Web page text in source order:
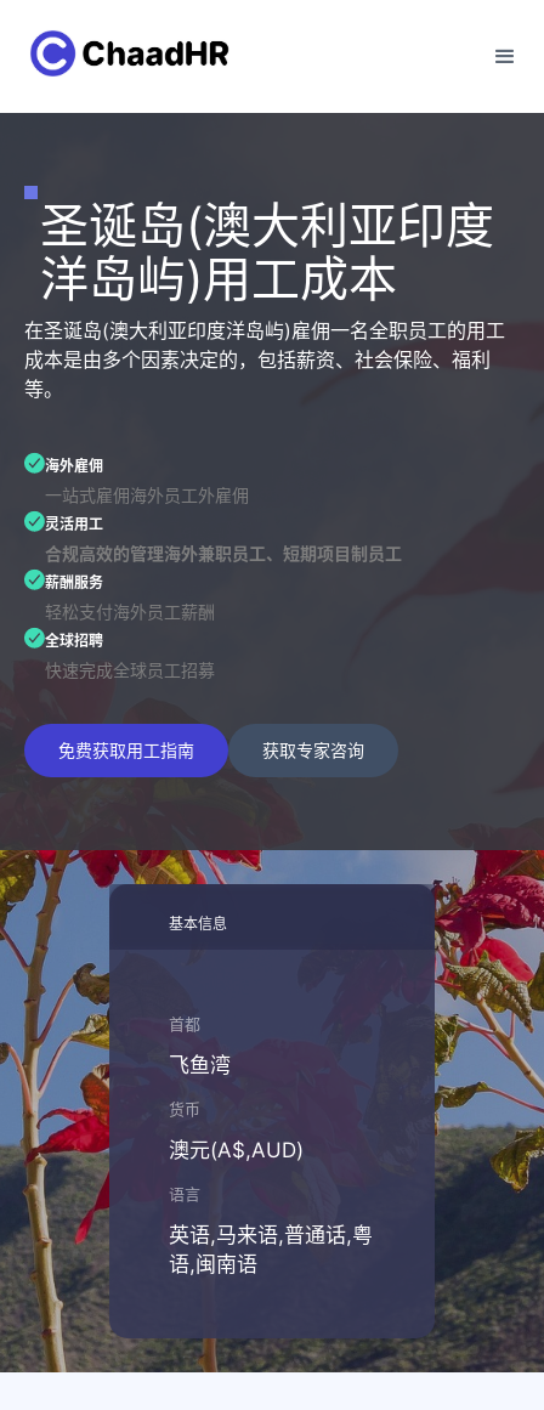
圣诞岛(澳大利亚印度
洋岛屿)用工成本
在圣诞岛(澳大利亚印度洋岛屿)雇佣一名全职员工的用工
成本是由多个因素决定的，包括薪资、社会保险、福利
等。
海外雇佣
一站式雇佣海外员工外雇佣
灵活用工
合规高效的管理海外兼职员工、短期项目制员工
薪酬服务
轻松支付海外员工薪酬
全球招聘
快速完成全球员工招募
免费获取用工指南 获取专家咨询
基本信息
首都
飞鱼湾
货币
澳元(A$,AUD)
语言
英语,马来语,普通话,粤
语,闽南语